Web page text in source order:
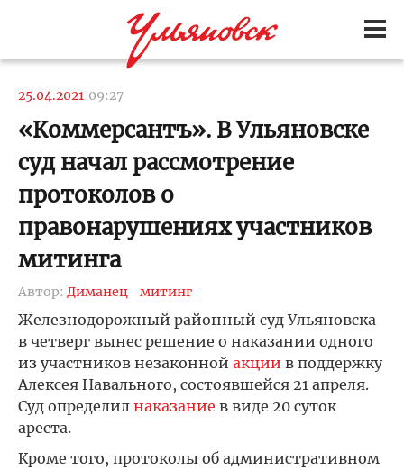
25.04.2021 09:27
«Коммерсантъ». В Ульяновске
суд начал рассмотрение
протоколов о
правонарушениях участников
митинга
Автор: Диманец митинг
Железнодорожный районный суд Ульяновска
в четверг вынес решение о наказании одного
из участников незаконной акции в поддержку
Алексея Навального, состоявшейся 21 апреля.
Суд определил наказание в виде 20 суток
ареста.
Кроме того, протоколы об административном